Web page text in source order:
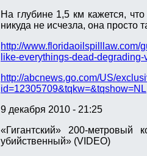
На глубине 1,5 км кажется,
никуда не исчезла, она просто
http://www.floridaoilspilllaw.com/
like-everythings-dead-
http://abcnews.go.com/US/
id=12305709&tqkw=&tqshow=NL
9 декабря 2010 - 21:25
«Гигантский» 200-
убийственный» (VIDEO)